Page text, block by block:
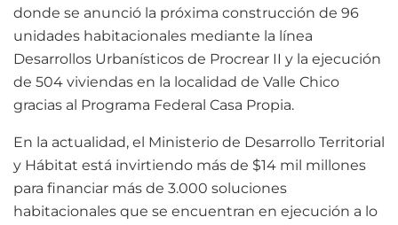
donde se anunció la próxima construcción de 96
unidades habitacionales mediante la línea
Desarrollos Urbanísticos de Procrear II y la ejecución
de 504 viviendas en la localidad de Valle Chico
gracias al Programa Federal Casa Propia.
En la actualidad, el Ministerio de Desarrollo Territorial
y Hábitat está invirtiendo más de $14 mil millones
para financiar más de 3.000 soluciones
habitacionales que se encuentran en ejecución a lo